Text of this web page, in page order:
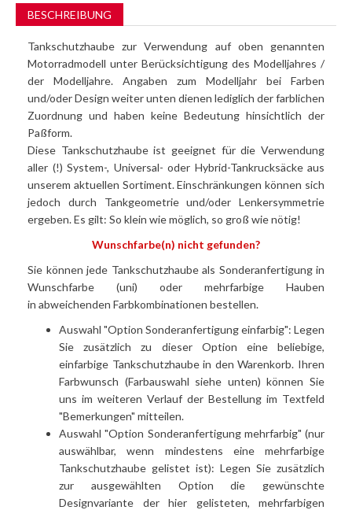
BESCHREIBUNG
Tankschutzhaube zur Verwendung auf oben genannten
Motorradmodell unter Berücksichtigung des Modelljahres /
der Modelljahre. Angaben zum Modelljahr bei Farben
und/oder Design weiter unten dienen lediglich der farblichen
Zuordnung und haben keine Bedeutung hinsichtlich der
Paßform.
Diese Tankschutzhaube ist geeignet für die Verwendung
aller (!) System-, Universal- oder Hybrid-Tankrucksäcke aus
unserem aktuellen Sortiment. Einschränkungen können sich
jedoch durch Tankgeometrie und/oder Lenkersymmetrie
ergeben. Es gilt: So klein wie möglich, so groß wie nötig!
Wunschfarbe(n) nicht gefunden?
Sie können jede Tankschutzhaube als Sonderanfertigung in
Wunschfarbe (uni) oder mehrfarbige Hauben
in abweichenden Farbkombinationen bestellen.
Auswahl "Option Sonderanfertigung einfarbig": Legen
Sie zusätzlich zu dieser Option eine beliebige,
einfarbige Tankschutzhaube in den Warenkorb. Ihren
Farbwunsch (Farbauswahl siehe unten) können Sie
uns im weiteren Verlauf der Bestellung im Textfeld
"Bemerkungen" mitteilen.
Auswahl "Option Sonderanfertigung mehrfarbig" (nur
auswählbar, wenn mindestens eine mehrfarbige
Tankschutzhaube gelistet ist): Legen Sie zusätzlich
zur ausgewählten Option die gewünschte
Designvariante der hier gelisteten, mehrfarbigen